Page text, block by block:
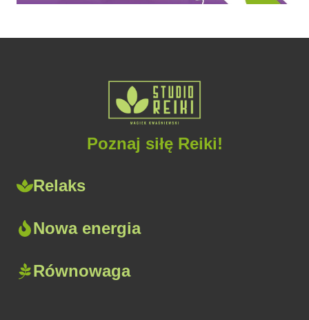
Poznaj siłę Reiki!
Relaks
Nowa energia
Równowaga